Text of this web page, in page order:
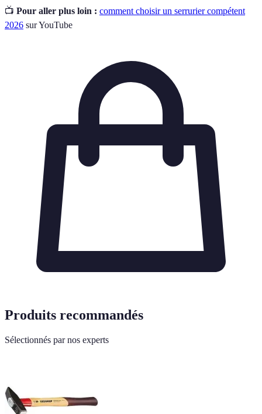
📺 Pour aller plus loin : comment choisir un serrurier compétent
2026 sur YouTube
Produits recommandés
Sélectionnés par nos experts